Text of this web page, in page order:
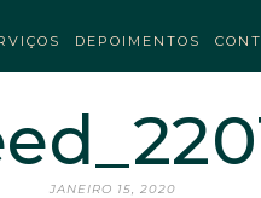
DEPOIMENTOS
JANEIRO 15, 2020